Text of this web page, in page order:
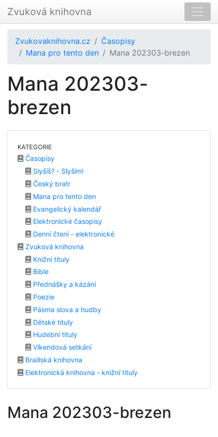
Zvuková knihovna
Zvukovaknihovna.cz
Časopisy
Mana pro tento den
Mana 202303-brezen
Mana 202303-
brezen
KATEGORIE
Časopisy
Slyšíš? - Slyším!
Český bratr
Mana pro tento den
Evangelický kalendář
Elektronické časopisy
Denní čtení - elektronické
Zvuková knihovna
Knižní tituly
Bible
Přednášky a kázání
Poezie
Pásma slova a hudby
Dětské tituly
Hudební tituly
Víkendová setkání
Braillská knihovna
Elektronická knihovna - knižní tituly
Mana 202303-brezen